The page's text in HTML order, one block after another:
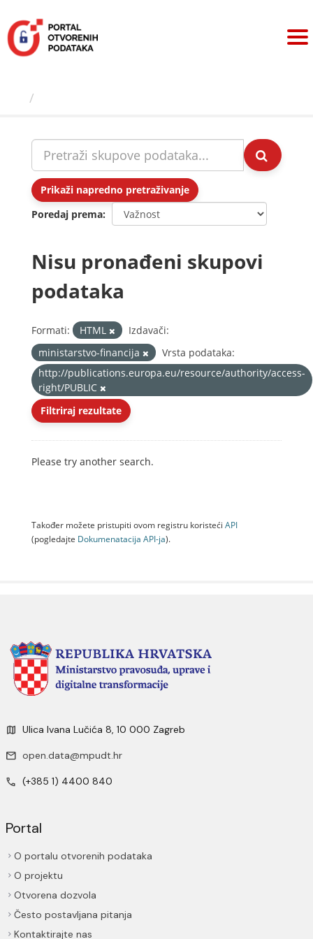
sadržaj
Prikaži napredno pretraživanje
Poredaj prema
Nisu pronađeni skupovi
podataka
Formati: HTML
Izdavači:
ministarstvo-financija
Vrsta podataka:
http://publications.europa.eu/resource/authority/access-
right/PUBLIC
Filtriraj rezultate
Please try another search.
Također možete pristupiti ovom registru koristeći API
(pogledajte Dokumenаtаcijа API-jа).